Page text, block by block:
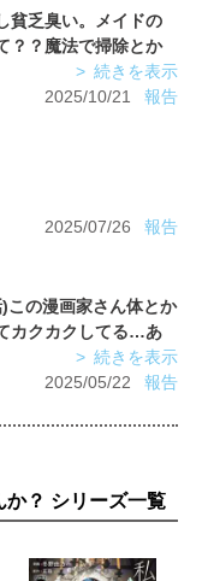
貧乏臭い。メイドの
？？魔法で掃除とか
で辻褄の合わない話
のでもう少し練って
続きを表示
2025/10/21
報告
2025/07/26 報告
この漫画家さん体とか
カクカクしてる…あ
連れずに出掛けた
ないとかありえんの
続きを表示
2025/05/22
報告
？ シリーズ一覧